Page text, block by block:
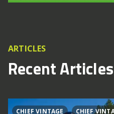
ARTICLES
Recent Articles
CHIEF VINTAGE CHIEF